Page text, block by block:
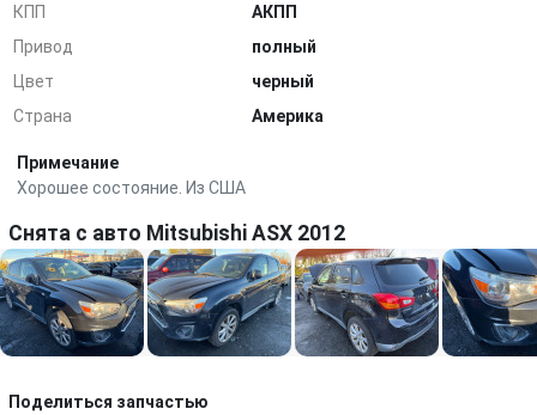
КПП
АКПП
Привод
полный
Цвет
черный
Страна
Америка
Примечание
Хорошее состояние. Из США
Снята с авто Mitsubishi ASX 2012
Поделиться запчастью